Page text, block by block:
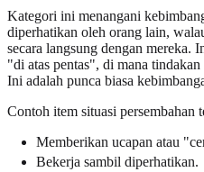
Kategori ini menangani
diperhatikan oleh orang lain,
secara langsung dengan mereka.
"di atas pentas", di mana
Ini adalah punca biasa
Contoh item situasi persembahan
Memberikan ucapan atau
Bekerja sambil diperhatikan.